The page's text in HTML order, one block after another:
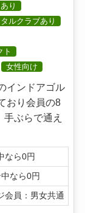
り
ルクラブあり
ト
女性向け
インドアゴル
おり会員の8
ぶらで通え
なら0円
なら0円
会員：男女共通